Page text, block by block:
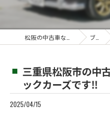
ブログ
三重県松阪市の中
ックカーズです‼️
2025/04/15